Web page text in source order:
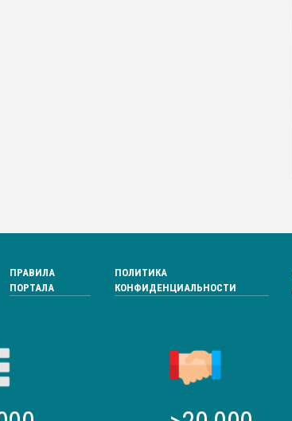
ПРАВИЛА
ПОРТАЛА
ПОЛИТИКА
КОНФИДЕНЦИАЛЬНОСТИ